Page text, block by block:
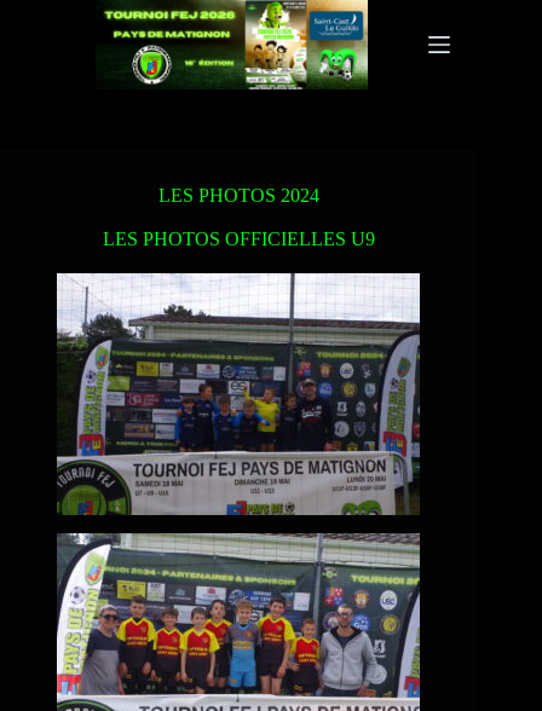
LES PHOTOS 2024
LES PHOTOS OFFICIELLES U9